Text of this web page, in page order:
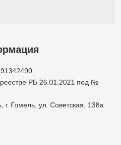
реестре РБ 26.01.2021 под №
Гомель, ул. Советская, 138а